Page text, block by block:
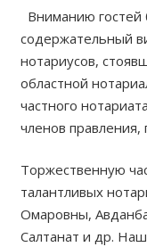
Вниманию гостей
содержательный
нотариусов,
областной
частного
членов правления,
Торжественную
талантливых
Омаровны,
Салтанат и др.